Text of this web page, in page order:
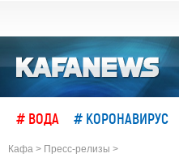
# ВОДА # КОРОНАВИРУС
Кафа > Пресс-релизы >